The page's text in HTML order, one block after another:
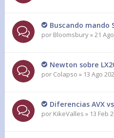
Buscando mando
por Bloomsbury» 21
Newton sobre
por Colapso » 13 Ago
Diferencias AVX
por KikeValles » 13 Feb